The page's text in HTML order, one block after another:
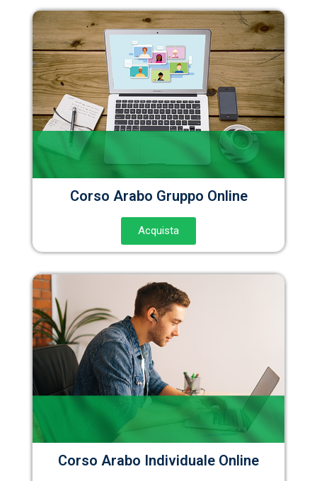
Corso Arabo Gruppo Online
Acquista
Corso Arabo Individuale Online